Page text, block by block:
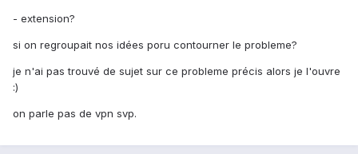
- extension?
si on regroupait nos idées poru contourner le probleme?
je n'ai pas trouvé de sujet sur ce probleme précis alors je l'ouvre
:)
on parle pas de vpn svp.